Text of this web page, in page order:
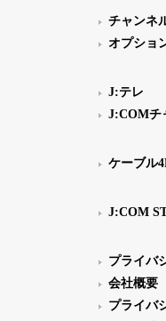
チャンネ
オプショ
J:テレ
J:COMチ
ケーブル
J:COM
プライバ
会社概要
プライバ